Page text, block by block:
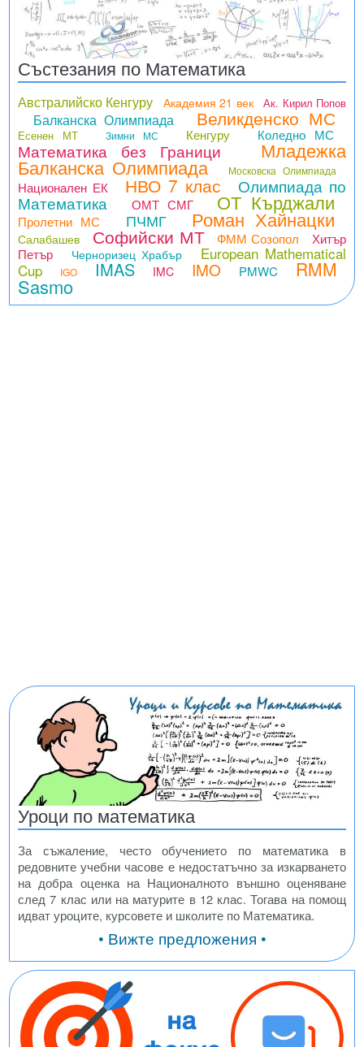
Състезания по Математика
Австралийско Кенгуру Академия 21 век Ак. Кирил Попов
Балканска Олимпиада Великденско МС
Есенен МТ Зимни МС Кенгуру Коледно МС
Математика без Граници Младежка
Балканска Олимпиада Московска Олимпиада
Национален ЕК НВО 7 клас Олимпиада по
Математика ОМТ СМГ ОТ Кърджали
Пролетни МС ПЧМГ Роман Хайнацки
Салабашев Софийски МТ ФММ Созопол
Хитър
Петър
Черноризец Храбър
European Mathematical
Cup
IGO IMAS IMC IMO PMWC RMM
Sasmo
Уроци по математика
За съжаление, често обучението по математика в
редовните учебни часове е недостатъчно за изкарването
на добра оценка на Националното външно оценяване
след 7 клас или на матурите в 12 клас. Тогава на помощ
идват уроците, курсовете и школите по Математика.
• Вижте предложения •